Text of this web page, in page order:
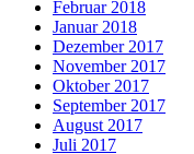
Februar 2018
Januar 2018
Dezember 2017
November 2017
Oktober 2017
September 2017
August 2017
Juli 2017